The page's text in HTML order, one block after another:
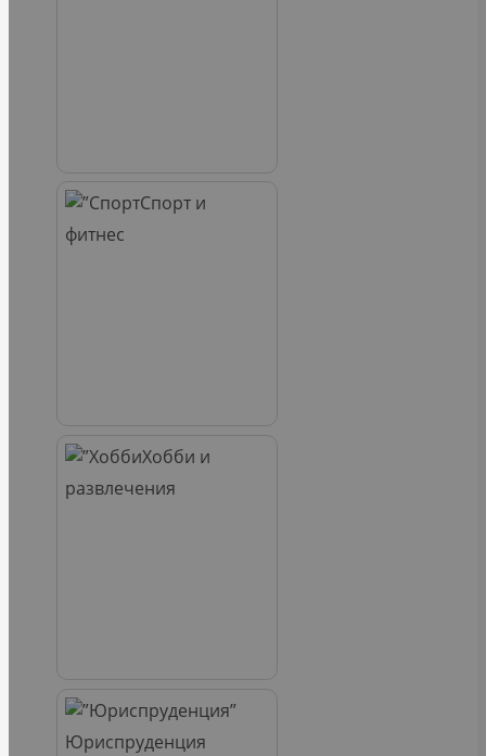
Спорт и
фитнес
Хобби и
развлечения
Юриспруденция